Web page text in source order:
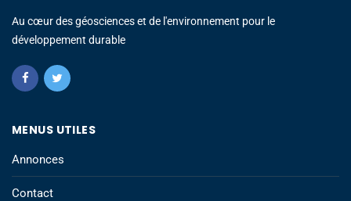
Au cœur des géosciences et de l'environnement pour le
développement durable
MENUS UTILES
Annonces
Contact